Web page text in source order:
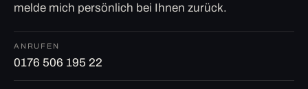
melde mich persönlich bei Ihnen zurück.
ANRUFEN
0176 506 195 22